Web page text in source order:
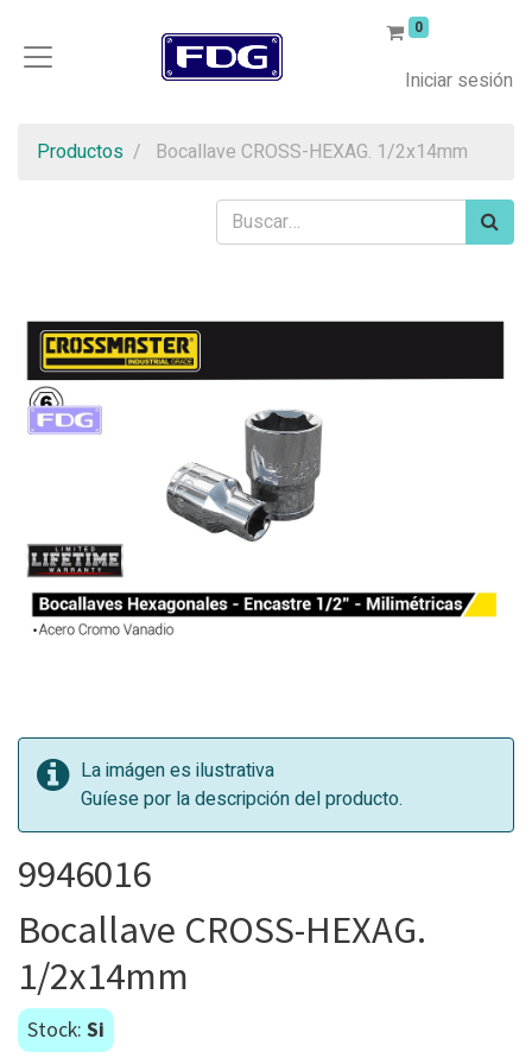
0
Iniciar sesión
Productos Bocallave CROSS-HEXAG. 1/2x14mm
La imágen es ilustrativa
Guíese por la descripción del producto.
9946016
Bocallave CROSS-HEXAG.
1/2x14mm
Stock: Si